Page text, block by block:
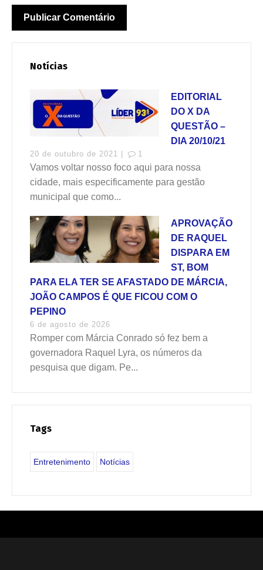
Notícias
EDITORIAL
DO X DA
QUESTÃO –
DIA 20/10/21
20 de outubro de 2021 | 1
Vamos voltar nosso foco aqui para nossa
cidade, mais especificamente para gestão
municipal que como...
APROVAÇÃO
DE RAQUEL
DISPARA EM
ST, BOM
PARA ELA TER SE AFASTADO DE MÁRCIA,
JOÃO CAMPOS É QUE FICOU COM O
PEPINO
6 de agosto de 2026
Romper com Márcia Conrado só fez bem a
governadora Raquel Lyra, os números da
pesquisa que digam. Pe...
Tags
Entretenimento Notícias